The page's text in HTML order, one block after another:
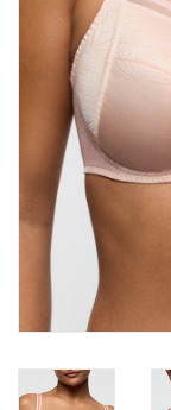
Lingerie-accessoires
Cartes-cadeaux